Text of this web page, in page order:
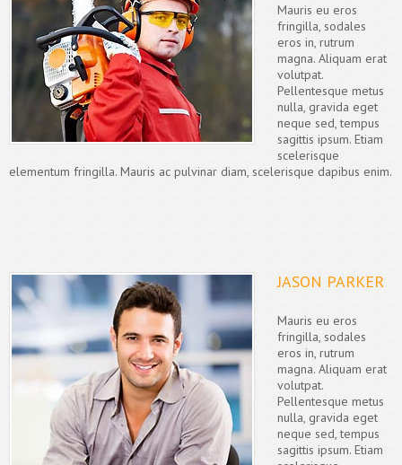
Mauris eu eros
fringilla, sodales
eros in, rutrum
magna. Aliquam erat
volutpat.
Pellentesque metus
nulla, gravida eget
neque sed, tempus
sagittis ipsum. Etiam
scelerisque
elementum fringilla. Mauris ac pulvinar diam, scelerisque dapibus enim.
JASON PARKER
Mauris eu eros
fringilla, sodales
eros in, rutrum
magna. Aliquam erat
volutpat.
Pellentesque metus
nulla, gravida eget
neque sed, tempus
sagittis ipsum. Etiam